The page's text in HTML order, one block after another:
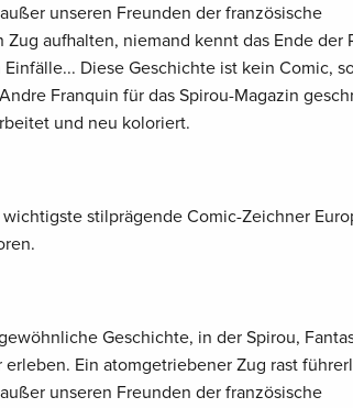
unseren Freunden der französische
aufhalten, niemand kennt das Ende der
Diese Geschichte ist kein Comic,
Franquin für das Spirou-Magazin
und neu koloriert.
stilprägende Comic-Zeichner
Geschichte, in der Spirou,
Ein atomgetriebener Zug rast
unseren Freunden der französische